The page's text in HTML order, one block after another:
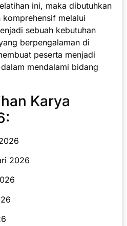
ini, maka dibutuhkan
melalui
sebuah kebutuhan
berpengalaman di
peserta menjadi
mendalami bidang
Karya
2026